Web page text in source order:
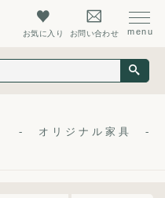
お気に入り お問い合わせ
オリジナル家具